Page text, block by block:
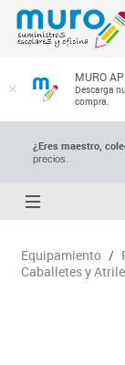
MURO
Descarga
compra.
¿Eres maestro,
precios.
Equipamiento /
Caballetes y